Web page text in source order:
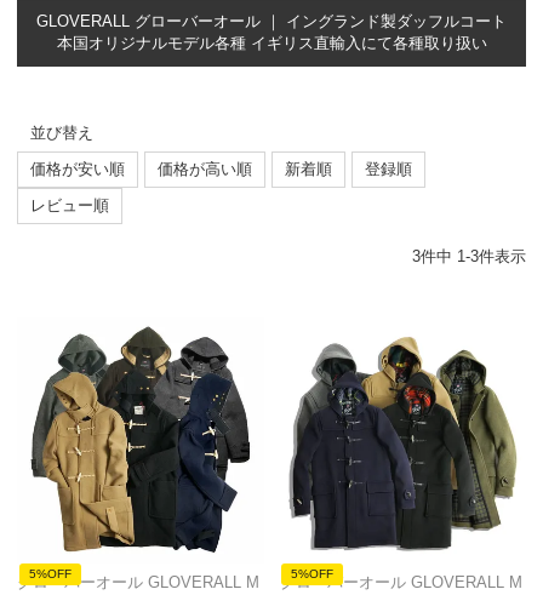
GLOVERALL グローバーオール ｜ イングランド製ダッフルコート
本国オリジナルモデル各種 イギリス直輸入にて各種取り扱い
並び替え
価格が安い順
価格が高い順 新着順
登録順
レビュー順
3件中 1-3件表示
5%OFF
グローバーオール GLOVERALL M
5%OFF
グローバーオール GLOVERALL M